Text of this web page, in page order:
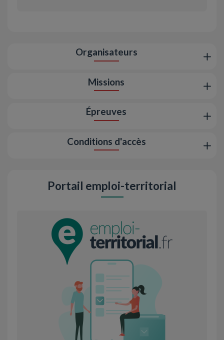
Organisateurs
Missions
Épreuves
Conditions d'accès
Portail emploi-territorial